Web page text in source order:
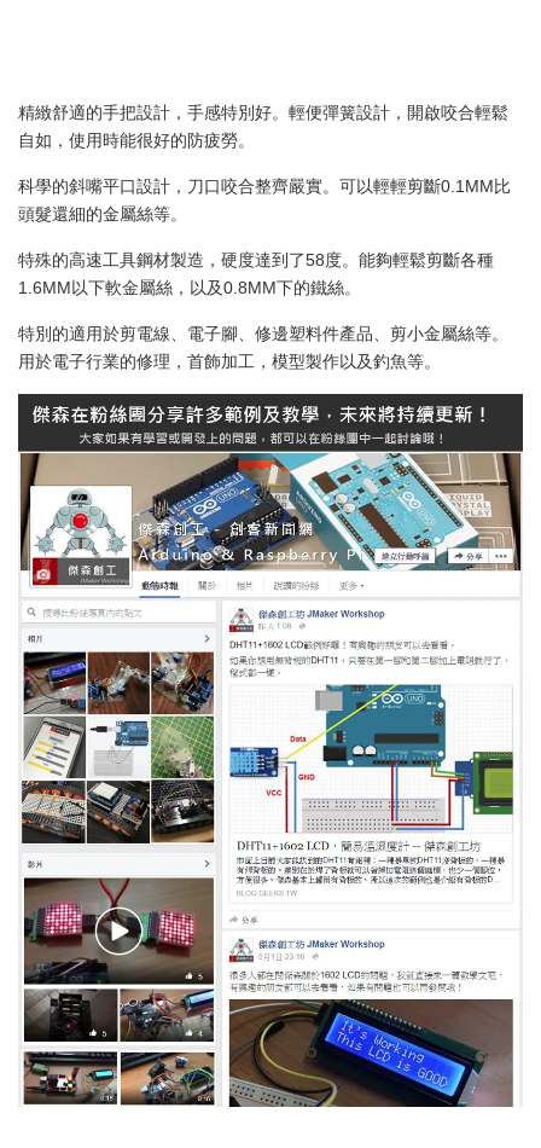
精緻舒適的手把設計，手感特別好。輕便彈簧設計，開啟咬合輕鬆
自如，使用時能很好的防疲勞。
科學的斜嘴平口設計，刀口咬合整齊嚴實。可以輕輕剪斷0.1MM比
頭髮還細的金屬絲等。
特殊的高速工具鋼材製造，硬度達到了58度。能夠輕鬆剪斷各種
1.6MM以下軟金屬絲，以及0.8MM下的鐵絲。
特別的適用於剪電線、電子腳、修邊塑料件產品、剪小金屬絲等。
用於電子行業的修理，首飾加工，模型製作以及釣魚等。